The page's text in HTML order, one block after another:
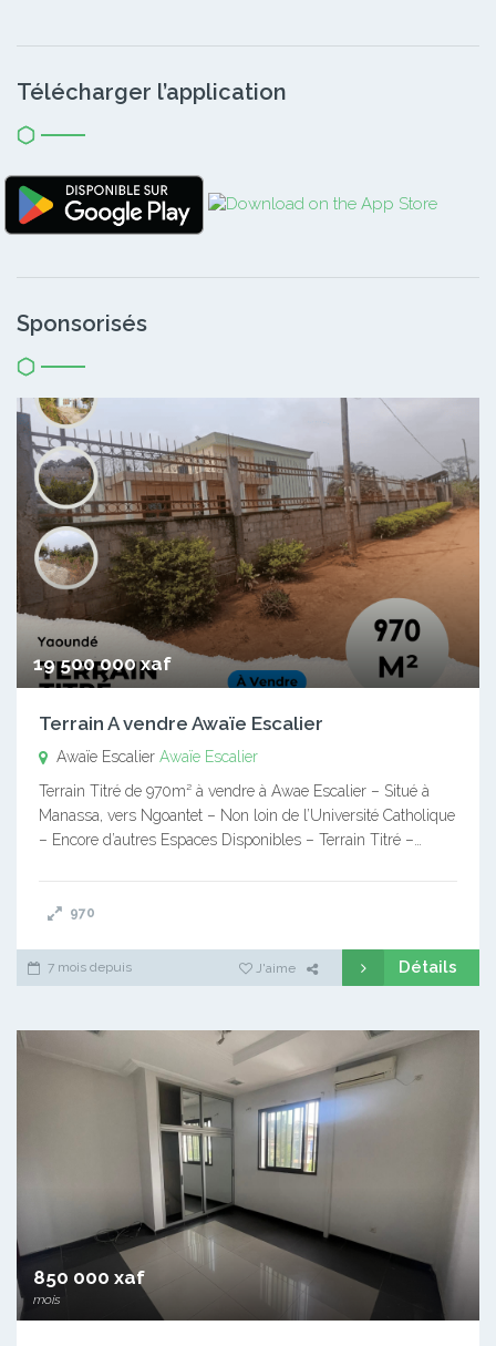
Télécharger l’application
Sponsorisés
19 500 000 xaf
Terrain A vendre Awaïe Escalier
Awaïe Escalier Awaïe Escalier
Terrain Titré de 970m² à vendre à Awae Escalier – Situé à
Manassa, vers Ngoantet – Non loin de l’Université Catholique
– Encore d’autres Espaces Disponibles – Terrain Titré –…
970
7 mois depuis J'aime Détails
850 000 xaf
mois